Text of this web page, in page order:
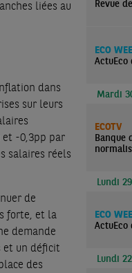
liées au
dans
sur leurs
et -0,3pp par
salaires réels
de
forte, et la
demande
et un déficit
des
Revue
ECO
Mardi
ECOTV
Banque
Lundi
ECO
ActuEco
Lundi